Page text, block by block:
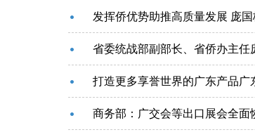
发挥侨优势助推高质量发展 庞
省委统战部副部长、省侨办主任
打造更多享誉世界的广东产品广
商务部：广交会等出口展会全面